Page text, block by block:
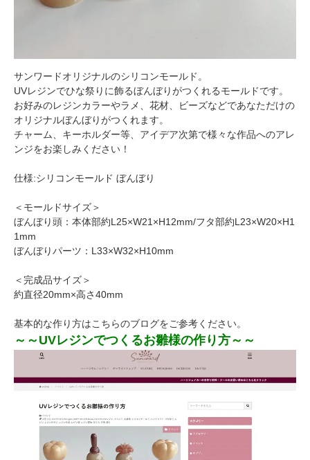
サンワードオリジナルのシリコンモールド。
UVレジンでひな祭りに飾るぼんぼりがつくれるモールドです。
お好みのレジンカラーやラメ、花材、ビーズなどであなただけの
オリジナルぼんぼりがつくれます。
チャーム、キーホルダー等、アイデア次第で様々な作品へのアレ
ンジをお楽しみください！
仕様:シリコンモールド ぼんぼり
＜モールドサイズ＞
ぼんぼり頭：本体部約L25×W21×H12mm/フタ部約L23×W20×H1
1mm
ぼんぼりパーツ：L33×W32×H10mm
＜完成品サイズ＞
約直径20mm×高さ40mm
基本的な作り方はこちらのブログをご参考ください。
～～UVレジンでつくるお雛様の作り方～～